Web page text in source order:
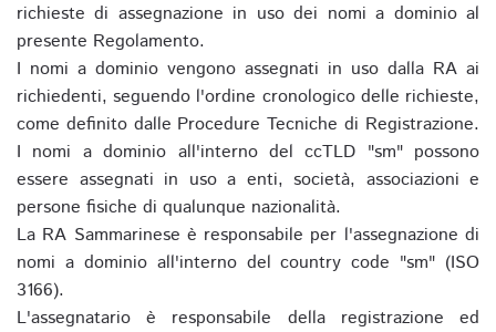
richieste di assegnazione in uso dei nomi a dominio al
presente Regolamento.
I nomi a dominio vengono assegnati in uso dalla RA ai
richiedenti, seguendo l'ordine cronologico delle richieste,
come definito dalle Procedure Tecniche di Registrazione.
I nomi a dominio all'interno del ccTLD "sm" possono
essere assegnati in uso a enti, società, associazioni e
persone fisiche di qualunque nazionalità.
La RA Sammarinese è responsabile per l'assegnazione di
nomi a dominio all'interno del country code "sm" (ISO
3166).
L'assegnatario è responsabile della registrazione ed